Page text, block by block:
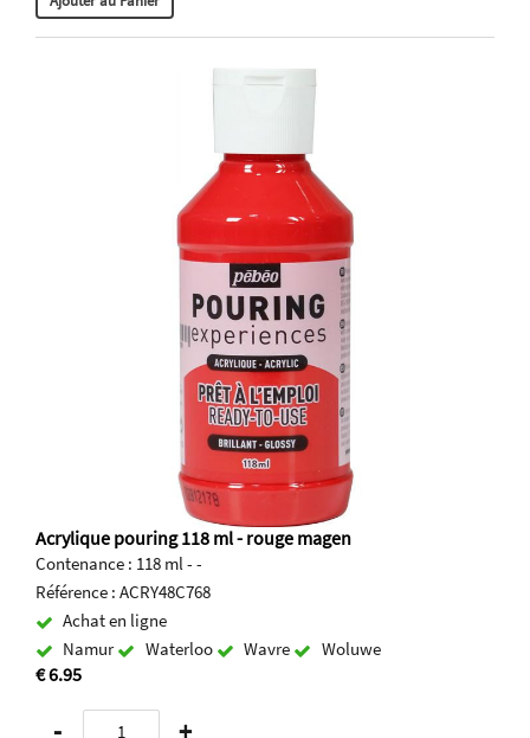
Acrylique pouring 118 ml - rouge magen
Contenance : 118 ml - -
Référence : ACRY48C768
Achat en ligne
Namur
Waterloo Wavre Woluwe
€ 6.95
- +